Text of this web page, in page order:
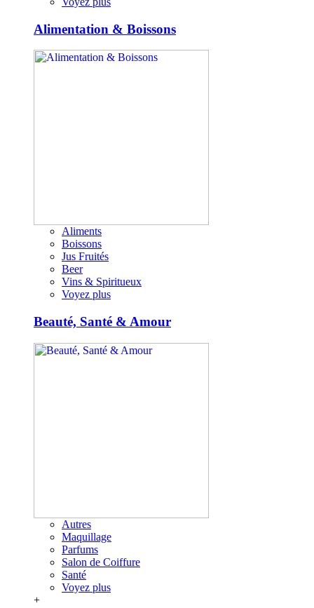
Alimentation & Boissons
Aliments
Boissons
Jus Fruités
Beer
Vins & Spiritueux
Voyez plus
Beauté, Santé & Amour
Autres
Maquillage
Parfums
Salon de Coiffure
Santé
Voyez plus
+